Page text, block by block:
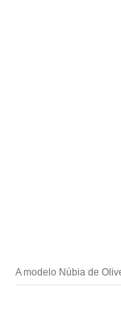
A modelo Núbia de